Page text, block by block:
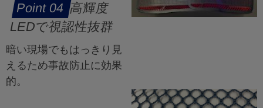
高輝度
LEDで視認性抜群
暗い現場でもはっきり見
えるため事故防止に効果
的。